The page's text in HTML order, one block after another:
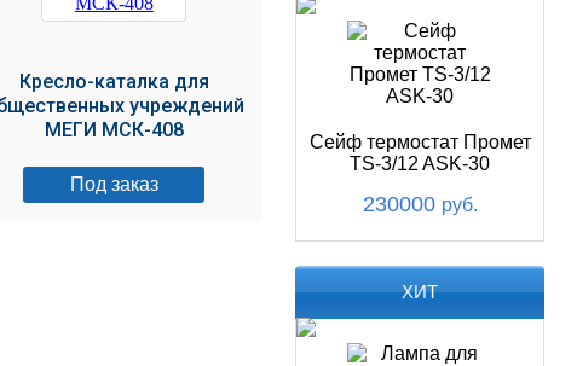
Кресло-каталка для
учреждений
МЕГИ МСК-408
Под заказ
Сейф термостат Промет
TS-3/12 ASK-30
230000 руб.
ХИТ